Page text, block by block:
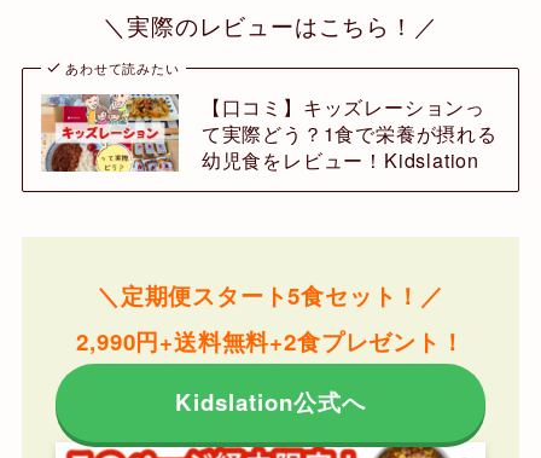
＼実際のレビューはこちら！／
あわせて読みたい
【口コミ】キッズレーションっ
て実際どう？1食で栄養が摂れる
幼児食をレビュー！Kidslation
＼定期便スタート5食セット ！／
2,990円+送料無料+2食プレゼント！
Kidslation公式へ